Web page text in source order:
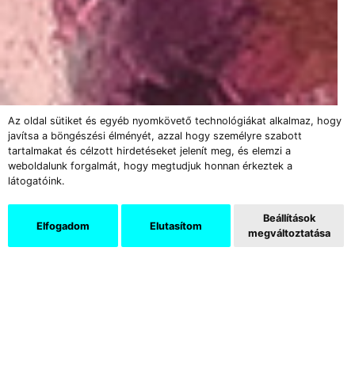
Az oldal sütiket és egyéb nyomkövető technológiákat alkalmaz, hogy
javítsa a böngészési élményét, azzal hogy személyre szabott
tartalmakat és célzott hirdetéseket jelenít meg, és elemzi a
weboldalunk forgalmát, hogy megtudjuk honnan érkeztek a
látogatóink.
Elfogadom Elutasítom
Beállítások
megváltoztatása